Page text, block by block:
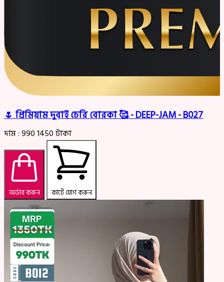
🌷 প্রিমিয়াম দুবাই চেরি বোরকা 🥰 - DEEP-JAM - B027
দাম :9901450টাকা
অর্ডার করুন কার্টে যোগ করুন